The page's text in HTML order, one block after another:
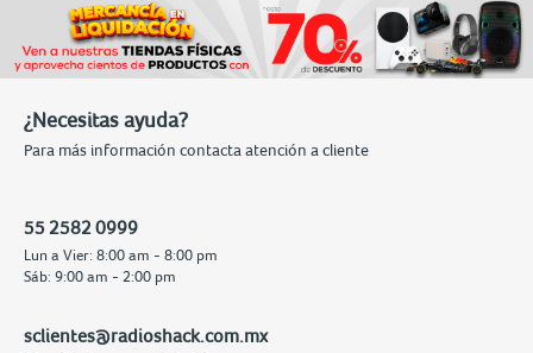
¿Necesitas ayuda?
Para más información contacta atención a cliente
55 2582 0999
Lun a Vier: 8:00 am - 8:00 pm
Sáb: 9:00 am - 2:00 pm
sclientes@radioshack.com.mx